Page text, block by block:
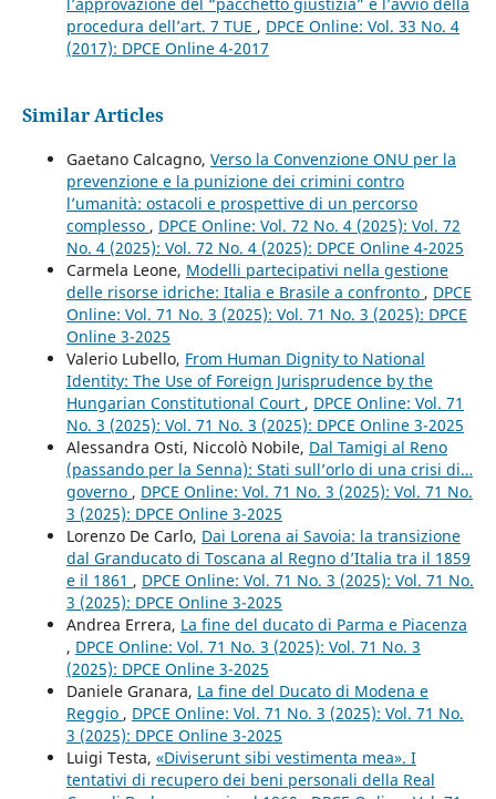
procedura dell’art. 7 TUE , DPCE Online: Vol. 33 No. 4
(2017): DPCE Online 4-2017
Similar Articles
Gaetano Calcagno, Verso la Convenzione ONU per la
prevenzione e la punizione dei crimini contro
l’umanità: ostacoli e prospettive di un percorso
complesso , DPCE Online: Vol. 72 No. 4 (2025): Vol. 72
No. 4 (2025): Vol. 72 No. 4 (2025): DPCE Online 4-2025
Carmela Leone, Modelli partecipativi nella gestione
delle risorse idriche: Italia e Brasile a confronto , DPCE
Online: Vol. 71 No. 3 (2025): Vol. 71 No. 3 (2025): DPCE
Online 3-2025
Valerio Lubello, From Human Dignity to National
Identity: The Use of Foreign Jurisprudence by the
Hungarian Constitutional Court , DPCE Online: Vol. 71
No. 3 (2025): Vol. 71 No. 3 (2025): DPCE Online 3-2025
Alessandra Osti, Niccolò Nobile, Dal Tamigi al Reno
(passando per la Senna): Stati sull’orlo di una crisi di…
governo , DPCE Online: Vol. 71 No. 3 (2025): Vol. 71 No.
3 (2025): DPCE Online 3-2025
Lorenzo De Carlo, Dai Lorena ai Savoia: la transizione
dal Granducato di Toscana al Regno d’Italia tra il 1859
e il 1861 , DPCE Online: Vol. 71 No. 3 (2025): Vol. 71 No.
3 (2025): DPCE Online 3-2025
Andrea Errera, La fine del ducato di Parma e Piacenza
, DPCE Online: Vol. 71 No. 3 (2025): Vol. 71 No. 3
(2025): DPCE Online 3-2025
Daniele Granara, La fine del Ducato di Modena e
Reggio , DPCE Online: Vol. 71 No. 3 (2025): Vol. 71 No.
3 (2025): DPCE Online 3-2025
Luigi Testa, «Diviserunt sibi vestimenta mea». I
tentativi di recupero dei beni personali della Real